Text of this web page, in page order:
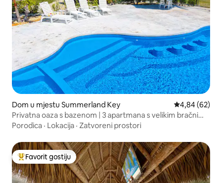
Dom u mjestu Summerland Key Prosječna
4,84 (62)
Privatna oaza s bazenom | 3 apartmana s velikim bračnim
krevetom | 30 min do KW
Porodica · Lokacija · Zatvoreni prostori
Glavni favorit gostiju
Favorit gostiju